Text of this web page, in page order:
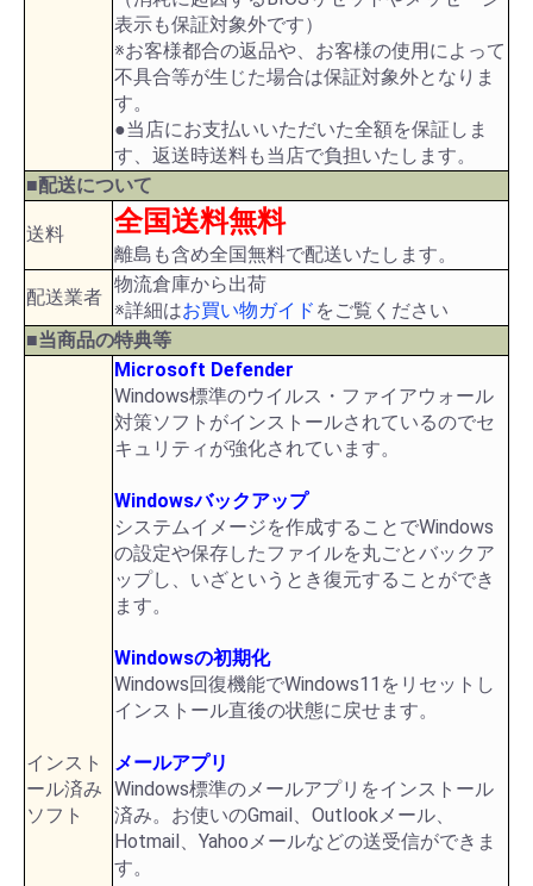
表示も保証対象外です）
※お客様都合の返品や、お客様の使用によって
不具合等が生じた場合は保証対象外となりま
す。
●当店にお支払いいただいた全額を保証しま
す、返送時送料も当店で負担いたします。
■配送について
送料 全国送料無料
離島も含め全国無料で配送いたします。
配送業者
物流倉庫から出荷
※詳細はお買い物ガイド をご覧ください
■当商品の特典等
インスト
ール済み
ソフト
Microsoft Defender
Windows標準のウイルス・ファイアウォール
対策ソフトがインストールされているのでセ
キュリティが強化されています。
Windowsバックアップ
システムイメージを作成することでWindows
の設定や保存したファイルを丸ごとバックア
ップし、いざというとき復元することができ
ます。
Windowsの初期化
Windows回復機能でWindows11をリセットし
インストール直後の状態に戻せます。
メールアプリ
Windows標準のメールアプリをインストール
済み。お使いのGmail、Outlookメール、
Hotmail、Yahooメールなどの送受信ができま
す。